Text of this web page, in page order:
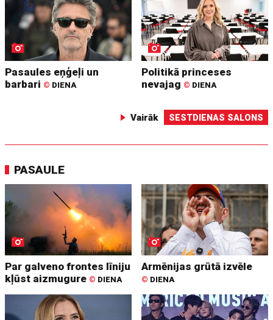
Pasaules eņģeļi un
barbari © DIENA
Politikā princeses
nevajag © DIENA
Vairāk SESTDIENAS SALONS
PASAULE
Par galveno frontes līniju
kļūst aizmugure © DIENA
Armēnijas grūtā izvēle
© DIENA